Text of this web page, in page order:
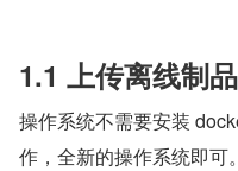
1.1 上传离线制品
操作系统不需要安装
作，全新的操作系统即可。